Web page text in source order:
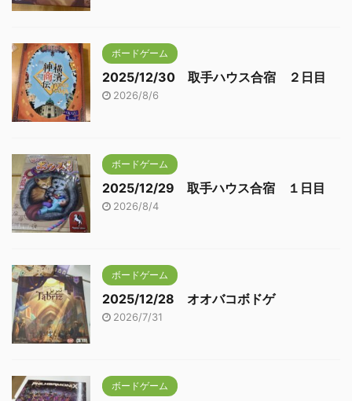
ボードゲーム
2025/12/30 取手ハウス合宿 ２日目
2026/8/6
ボードゲーム
2025/12/29 取手ハウス合宿 １日目
2026/8/4
ボードゲーム
2025/12/28 オオバコボドゲ
2026/7/31
ボードゲーム